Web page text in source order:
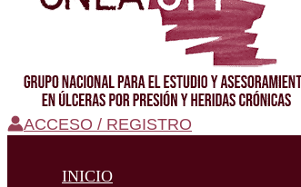
ACCESO / REGISTRO
INICIO